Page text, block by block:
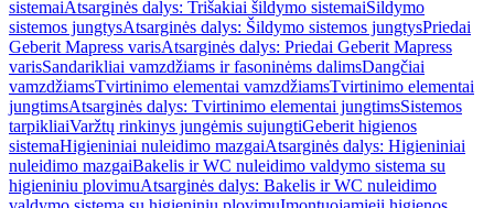
sistemaiAtsarginės dalys: Trišakiai šildymo sistemaiŠildymo
sistemos jungtysAtsarginės dalys: Šildymo sistemos jungtysPriedai
Geberit Mapress varisAtsarginės dalys: Priedai Geberit Mapress
varisSandarikliai vamzdžiams ir fasoninėms dalimsDangčiai
vamzdžiamsTvirtinimo elementai vamzdžiamsTvirtinimo elementai
jungtimsAtsarginės dalys: Tvirtinimo elementai jungtimsSistemos
tarpikliaiVaržtų rinkinys jungėmis sujungtiGeberit higienos
sistemaHigieniniai nuleidimo mazgaiAtsarginės dalys: Higieniniai
nuleidimo mazgaiBakelis ir WC nuleidimo valdymo sistema su
higieniniu plovimuAtsarginės dalys: Bakelis ir WC nuleidimo